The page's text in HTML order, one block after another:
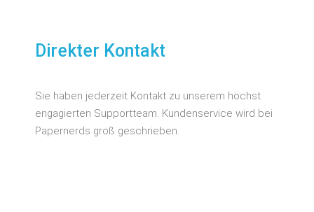
Direkter Kontakt
Sie haben jederzeit Kontakt zu unserem höchst
engagierten Supportteam. Kundenservice wird bei
Papernerds groß geschrieben.